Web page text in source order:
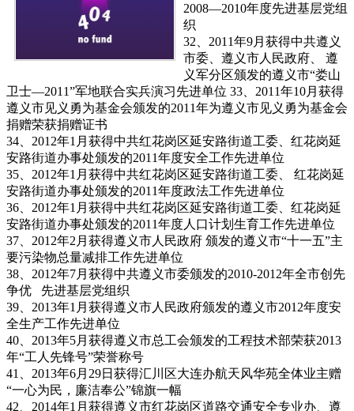
2008—2010年度先进基层党组
织
32、2011年9月获得中共遵义
市委、遵义市人民政府、 遵
义军分区颁发的遵义市“娄山
卫士—2011”军地联合实兵演习先进单位 33、2011年10月获得
遵义市见义勇为基金会颁发的2011年为遵义市见义勇为基金会
捐赠荣获捐赠证书
34、2012年1月获得中共红花岗区延安路街道工委、红花岗延
安路街道办事处颁发的2011年度安全工作先进单位
35、2012年1月获得中共红花岗区延安路街道工委、 红花岗延
安路街道办事处颁发的2011年度政法工作先进单位
36、2012年1月获得中共红花岗区延安路街道工委、红花岗延
安路街道办事处颁发的2011年度人口计划生育工作先进单位
37、2012年2月获得遵义市人民政府 颁发的遵义市“十一五”主
要污染物总量减排工作先进单位
38、2012年7月获得中共遵义市委颁发的2010-2012年全市创先
争优 先进基层党组织
39、2013年1月获得遵义市人民政府颁发的遵义市2012年度安
全生产工作先进单位
40、2013年5月获得遵义市总工会颁发的工程技术部荣获2013
年“工人先锋号”荣誉称号
41、2013年6月29日获得汇川区大连办航天风华苑全体业主赠
“一心为民，廉洁奉公”锦旗一幅
42、2014年1月获得遵义市红花岗区道路交通安全专业办、遵